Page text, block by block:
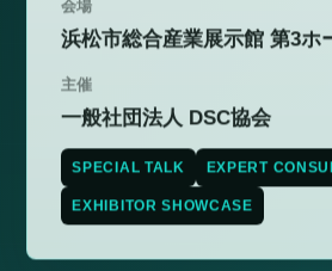
会場
浜松市総合産業展示館 第3ホ
主催
一般社団法人 DSC協会
SPECIAL TALK EXPERT
EXHIBITOR SHOWCASE